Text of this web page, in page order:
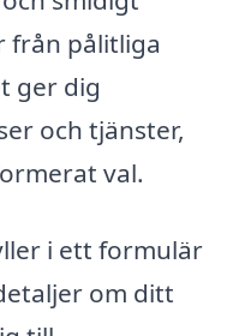
från pålitliga
ger dig
och tjänster,
val.
i ett formulär
om ditt